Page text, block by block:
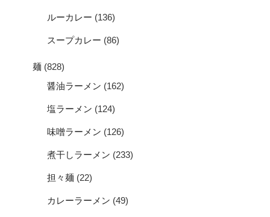
ルーカレー (136)
スープカレー (86)
麺 (828)
醤油ラーメン (162)
塩ラーメン (124)
味噌ラーメン (126)
煮干しラーメン (233)
担々麺 (22)
カレーラーメン (49)